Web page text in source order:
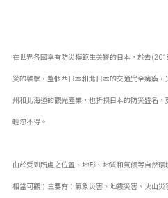
在世界各國享有防災模範生美譽的日本，於去
災的襲擊，整個西日本和北日本的交通完全癱瘓
州和北海道的觀光產業，也折損日本的防災盛名
輕忽不得。
由於受到所處之位置、地形、地質和氣候等自然
相當可觀；主要有：氣象災害、地震災害、火山災